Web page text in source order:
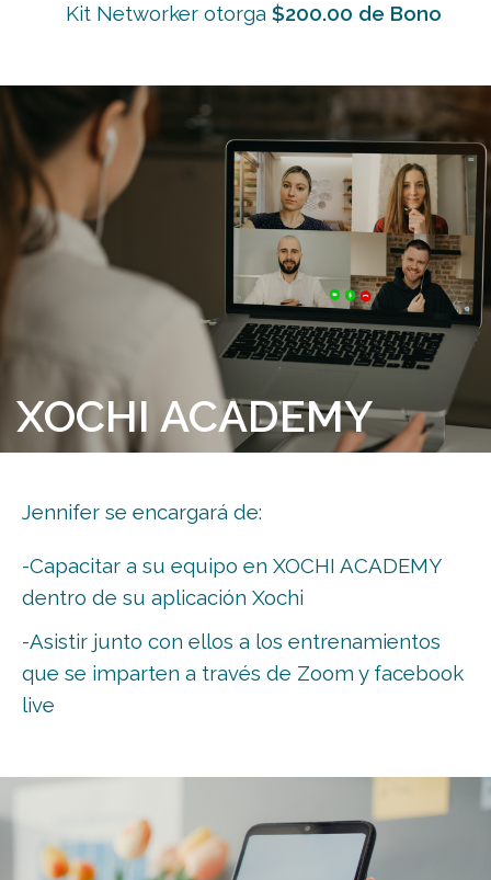
Kit Networker otorga $200.00 de Bono
XOCHI ACADEMY
Jennifer se encargará de:
-Capacitar a su equipo en XOCHI ACADEMY
dentro de su aplicación Xochi
-Asistir junto con ellos a los entrenamientos
que se imparten a través de Zoom y facebook
live